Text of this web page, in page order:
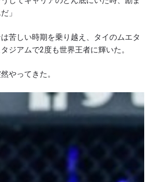
」
苦しい時期を乗り越え、タイのムエタ
ジアムで2度も世界王者に輝いた。
やってきた。